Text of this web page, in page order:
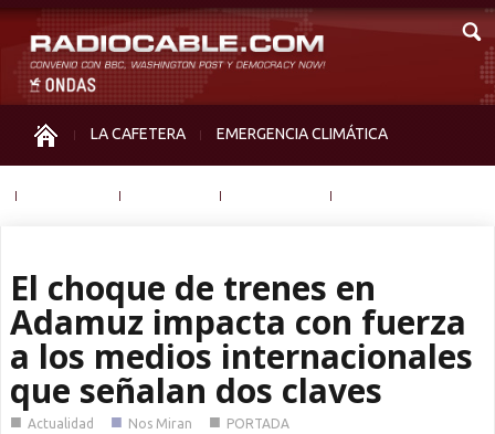
LA CAFETERA EMERGENCIA CLIMÁTICA
El choque de trenes en
Adamuz impacta con fuerza
a los medios internacionales
que señalan dos claves
■ Actualidad ■ Nos Miran ■ PORTADA